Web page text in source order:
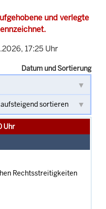
und verlegte
17:25 Uhr
Datum und Sortierung
Uhr
Rechtsstreitigkeiten